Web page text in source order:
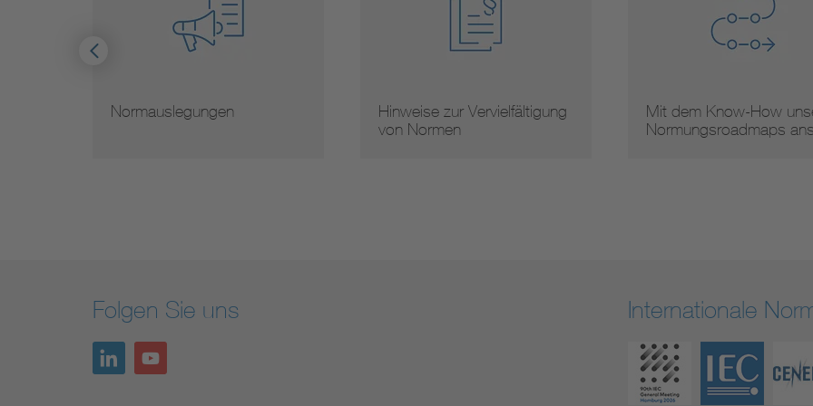
Normauslegungen
Hinweise zur Vervielfältigung
von Normen
Mit dem Know-How
Normungsroadmaps
Folgen Sie uns Internationale